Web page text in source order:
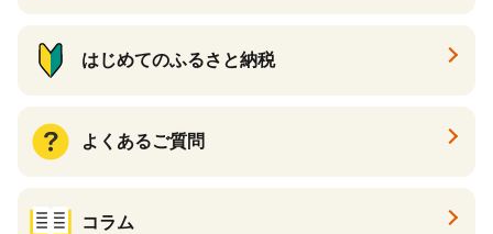
はじめてのふるさと納税
よくあるご質問
コラム